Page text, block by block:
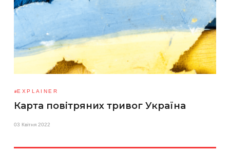
EXPLAINER
Карта повітряних тривог Україна
03 Квітня 2022